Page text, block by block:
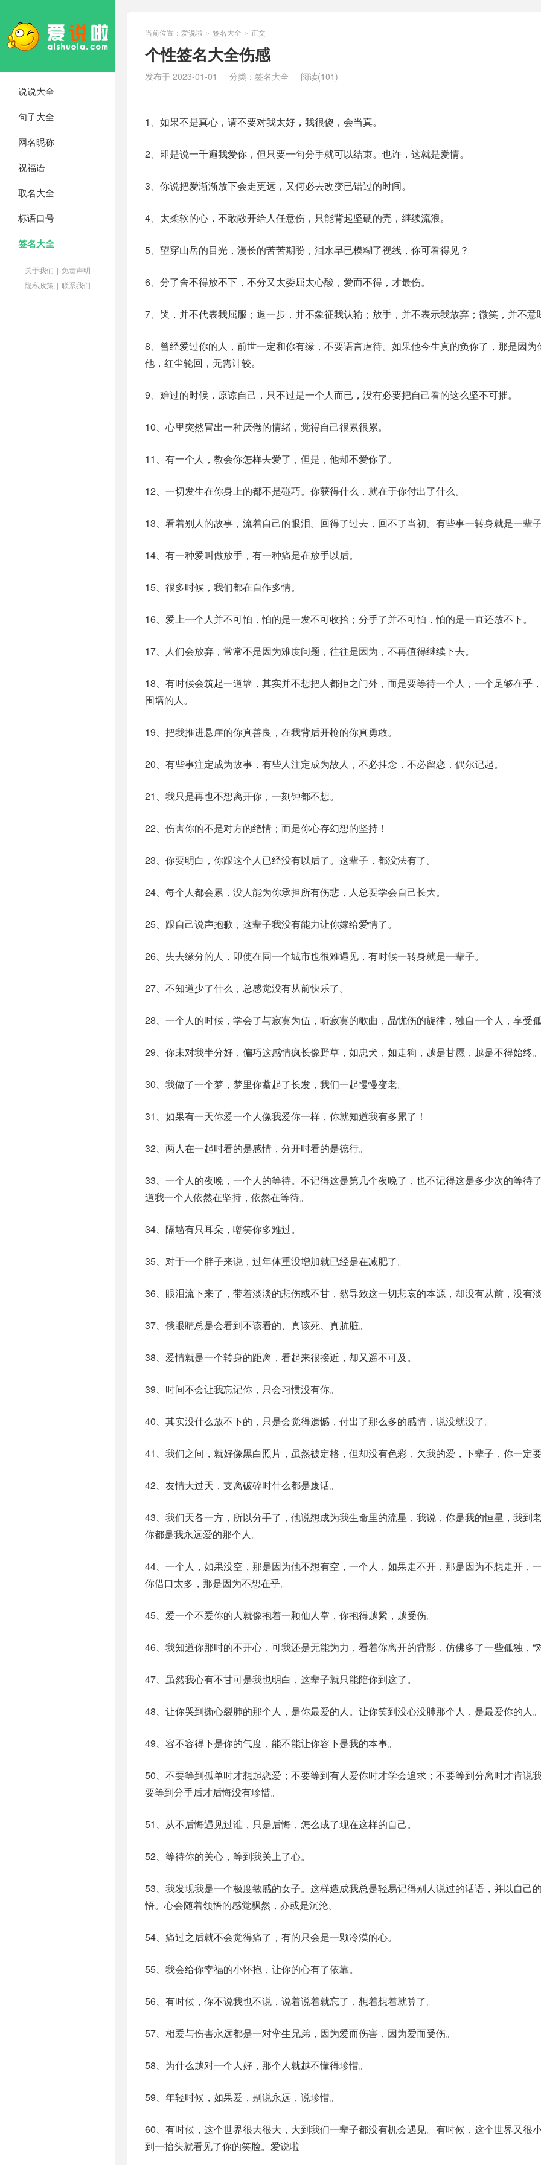
说说大全
句子大全
网名昵称
祝福语
取名大全
标语口号
签名大全
关于我们 | 免责声明
隐私政策 | 联系我们
当前位置： 爱说啦 > 签名大全 > 正文
个性签名大全伤感
发布于 2023-01-01 分类： 签名大全 阅读(101)
1、如果不是真心，请不要对我太好，我很傻，会当真。
2、即是说一千遍我爱你，但只要一句分手就可以结束。也许，这就是爱情。
3、你说把爱渐渐放下会走更远，又何必去改变已错过的时间。
4、太柔软的心，不敢敞开给人任意伤，只能背起坚硬的壳，继续流浪。
5、望穿山岳的目光，漫长的苦苦期盼，泪水早已模糊了视线，你可看得见？
6、分了舍不得放不下，不分又太委屈太心酸，爱而不得，才最伤。
7、哭，并不代表我屈服；退一步，并不象征我认输；放手，并不表示我放弃；微笑，并不意
8、曾经爱过你的人，前世一定和你有缘，不要语言虐待。如果他今生真的负你了，那是因为
他，红尘轮回，无需计较。
9、难过的时候，原谅自己，只不过是一个人而已，没有必要把自己看的这么坚不可摧。
10、心里突然冒出一种厌倦的情绪，觉得自己很累很累。
11、有一个人，教会你怎样去爱了，但是，他却不爱你了。
12、一切发生在你身上的都不是碰巧。你获得什么，就在于你付出了什么。
13、看着别人的故事，流着自己的眼泪。回得了过去，回不了当初。有些事一转身就是一辈子
14、有一种爱叫做放手，有一种痛是在放手以后。
15、很多时候，我们都在自作多情。
16、爱上一个人并不可怕，怕的是一发不可收拾；分手了并不可怕，怕的是一直还放不下。
17、人们会放弃，常常不是因为难度问题，往往是因为，不再值得继续下去。
18、有时候会筑起一道墙，其实并不想把人都拒之门外，而是要等待一个人，一个足够在乎
围墙的人。
19、把我推进悬崖的你真善良，在我背后开枪的你真勇敢。
20、有些事注定成为故事，有些人注定成为故人，不必挂念，不必留恋，偶尔记起。
21、我只是再也不想离开你，一刻钟都不想。
22、伤害你的不是对方的绝情；而是你心存幻想的坚持！
23、你要明白，你跟这个人已经没有以后了。这辈子，都没法有了。
24、每个人都会累，没人能为你承担所有伤悲，人总要学会自己长大。
25、跟自己说声抱歉，这辈子我没有能力让你嫁给爱情了。
26、失去缘分的人，即使在同一个城市也很难遇见，有时候一转身就是一辈子。
27、不知道少了什么，总感觉没有从前快乐了。
28、一个人的时候，学会了与寂寞为伍，听寂寞的歌曲，品忧伤的旋律，独自一个人，享受孤
29、你未对我半分好，偏巧这感情疯长像野草，如忠犬，如走狗，越是甘愿，越是不得始终。
30、我做了一个梦，梦里你蓄起了长发，我们一起慢慢变老。
31、如果有一天你爱一个人像我爱你一样，你就知道我有多累了！
32、两人在一起时看的是感情，分开时看的是德行。
33、一个人的夜晚，一个人的等待。不记得这是第几个夜晚了，也不记得这是多少次的等待
道我一个人依然在坚持，依然在等待。
34、隔墙有只耳朵，嘲笑你多难过。
35、对于一个胖子来说，过年体重没增加就已经是在减肥了。
36、眼泪流下来了，带着淡淡的悲伤或不甘，然导致这一切悲哀的本源，却没有从前，没有淡
37、俄眼睛总是会看到不该看的、真该死、真肮脏。
38、爱情就是一个转身的距离，看起来很接近，却又遥不可及。
39、时间不会让我忘记你，只会习惯没有你。
40、其实没什么放不下的，只是会觉得遗憾，付出了那么多的感情，说没就没了。
41、我们之间，就好像黑白照片，虽然被定格，但却没有色彩，欠我的爱，下辈子，你一定要
42、友情大过天，支离破碎时什么都是废话。
43、我们天各一方，所以分手了，他说想成为我生命里的流星，我说，你是我的恒星，我到
你都是我永远爱的那个人。
44、一个人，如果没空，那是因为他不想有空，一个人，如果走不开，那是因为不想走开，
你借口太多，那是因为不想在乎。
45、爱一个不爱你的人就像抱着一颗仙人掌，你抱得越紧，越受伤。
46、我知道你那时的不开心，可我还是无能为力，看着你离开的背影，仿佛多了一些孤独，“对
47、虽然我心有不甘可是我也明白，这辈子就只能陪你到这了。
48、让你哭到撕心裂肺的那个人，是你最爱的人。让你笑到没心没肺那个人，是最爱你的人。
49、容不容得下是你的气度，能不能让你容下是我的本事。
50、不要等到孤单时才想起恋爱；不要等到有人爱你时才学会追求；不要等到分离时才肯说
要等到分手后才后悔没有珍惜。
51、从不后悔遇见过谁，只是后悔，怎么成了现在这样的自己。
52、等待你的关心，等到我关上了心。
53、我发现我是一个极度敏感的女子。这样造成我总是轻易记得别人说过的话语，并以自己
悟。心会随着领悟的感觉飘然，亦或是沉沦。
54、痛过之后就不会觉得痛了，有的只会是一颗冷漠的心。
55、我会给你幸福的小怀抱，让你的心有了依靠。
56、有时候，你不说我也不说，说着说着就忘了，想着想着就算了。
57、相爱与伤害永远都是一对挛生兄弟，因为爱而伤害，因为爱而受伤。
58、为什么越对一个人好，那个人就越不懂得珍惜。
59、年轻时候，如果爱，别说永远，说珍惜。
60、有时候，这个世界很大很大，大到我们一辈子都没有机会遇见。有时候，这个世界又很
到一抬头就看见了你的笑脸。 爱说啦